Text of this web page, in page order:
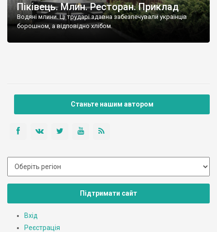
Піківець. Млин. Ресторан. Приклад
Водяні млини. Ці трударі здавна забезпечували українців
борошном, а відповідно хлібом.
Станьте нашим автором
Підтримати сайт
Вхід
Реєстрація